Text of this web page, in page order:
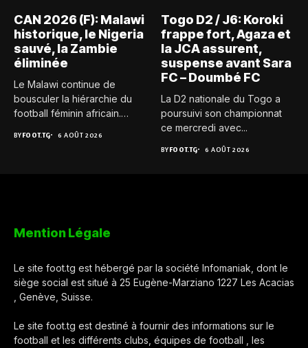
CAN 2026 (F): Malawi
historique, le Nigeria
sauvé, la Zambie
éliminée
Le Malawi continue de
bousculer la hiérarchie du
football féminin africain.
BYFOOT.TG 6 AOÛT 2026
Togo D2 / J6: Koroki
frappe fort, Agaza et
la JCA assurent,
suspense avant Sara
FC – Doumbé FC
La D2 nationale du Togo a
poursuivi son championnat
ce mercredi avec...
BYFOOT.TG 6 AOÛT 2026
Mention Légale
Le site foot.tg est hébergé par la société Infomaniak, dont le
siège social est situé à 25 Eugène-Marziano 1227 Les Acacias
, Genève, Suisse.
Le site foot.tg est destiné à fournir des informations sur le
football et les différents clubs, équipes de football , les